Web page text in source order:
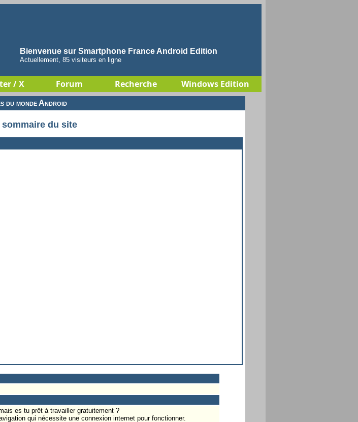
Bienvenue sur Smartphone France Android Edition
Actuellement, 85 visiteurs en ligne
/ X Forum Recherche Windows Edition
du monde Android
sommaire du site
es tu prêt à travailler gratuitement ?
qui nécessite une connexion internet pour fonctionner.